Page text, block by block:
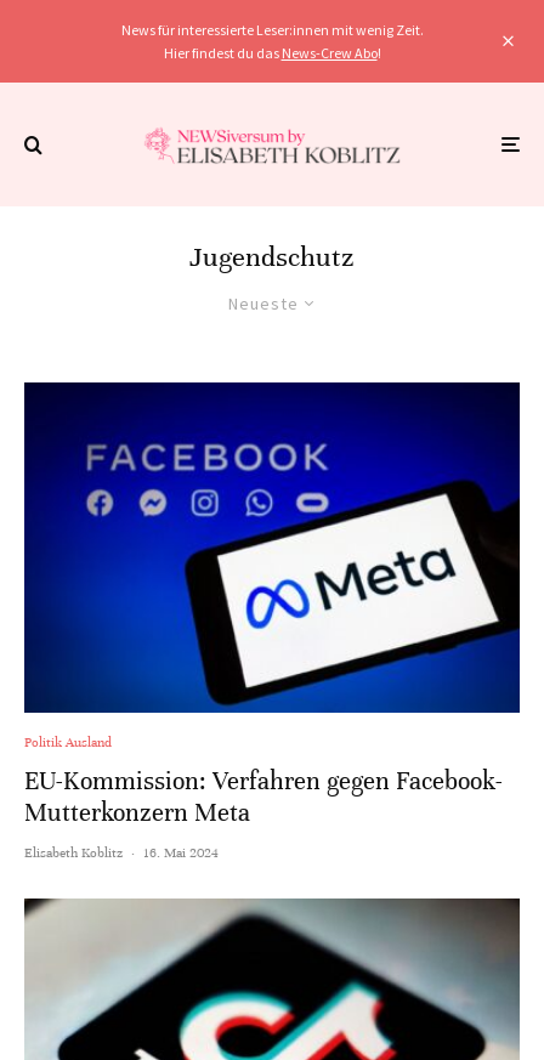
News für interessierte Leser:innen mit wenig Zeit.
Hier findest du das News-Crew Abo!
Jugendschutz
Neueste
Politik Ausland
EU-Kommission: Verfahren gegen Facebook-
Mutterkonzern Meta
Elisabeth Koblitz · 16. Mai 2024